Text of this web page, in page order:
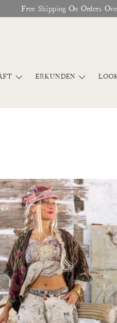
Glitter Saints Audiobook Available
ERKUNDEN